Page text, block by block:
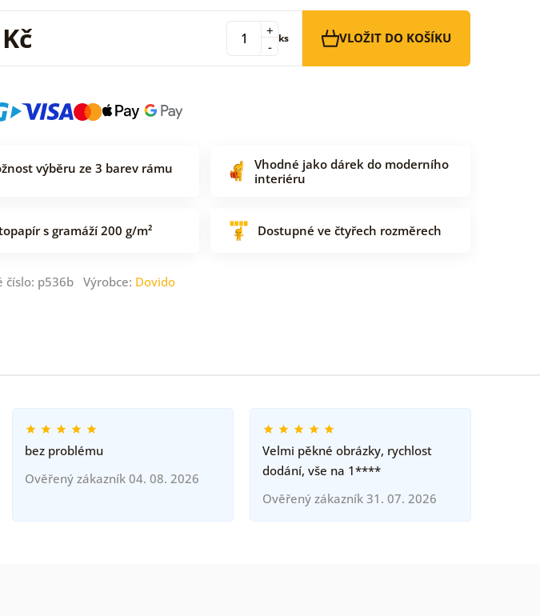
-
+ ks VLOŽIT DO KOŠÍKU
výběru ze 3 barev rámu
Vhodné jako dárek do moderního
interiéru
s gramáží 200 g/m² Dostupné ve čtyřech rozměrech
číslo: p536b Výrobce: Dovido
bez problému
Ověřený zákazník 04. 08. 2026
Velmi pěkné obrázky, rychlost
dodání, vše na 1****
Ověřený zákazník 31. 07. 2026